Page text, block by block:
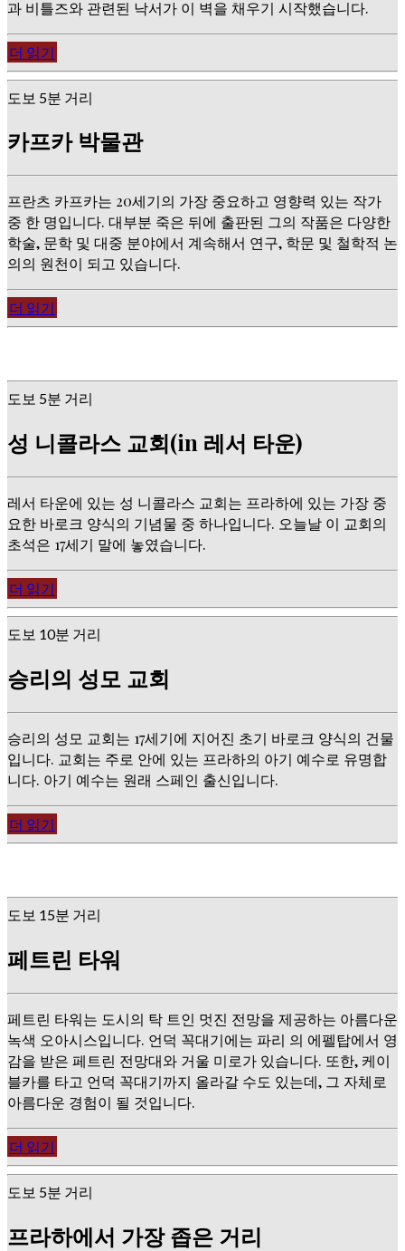
과 비틀즈와 관련된 낙서가 이 벽을 채우기 시작했습니다.
더 읽기
도보 5분 거리
카프카 박물관
프란츠 카프카는 20세기의 가장 중요하고 영향력 있는 작가
중 한 명입니다. 대부분 죽은 뒤에 출판된 그의 작품은 다양한
학술, 문학 및 대중 분야에서 계속해서 연구, 학문 및 철학적 논
의의 원천이 되고 있습니다.
더 읽기
도보 5분 거리
성 니콜라스 교회(in 레서 타운)
레서 타운에 있는 성 니콜라스 교회는 프라하에 있는 가장 중
요한 바로크 양식의 기념물 중 하나입니다. 오늘날 이 교회의
초석은 17세기 말에 놓였습니다.
더 읽기
도보 10분 거리
승리의 성모 교회
승리의 성모 교회는 17세기에 지어진 초기 바로크 양식의 건물
입니다. 교회는 주로 안에 있는 프라하의 아기 예수로 유명합
니다. 아기 예수는 원래 스페인 출신입니다.
더 읽기
도보 15분 거리
페트린 타워
페트린 타워는 도시의 탁 트인 멋진 전망을 제공하는 아름다운
녹색 오아시스입니다. 언덕 꼭대기에는 파리 의 에펠탑에서 영
감을 받은 페트린 전망대와 거울 미로가 있습니다. 또한, 케이
블카를 타고 언덕 꼭대기까지 올라갈 수도 있는데, 그 자체로
아름다운 경험이 될 것입니다.
더 읽기
도보 5분 거리
프라하에서 가장 좁은 거리